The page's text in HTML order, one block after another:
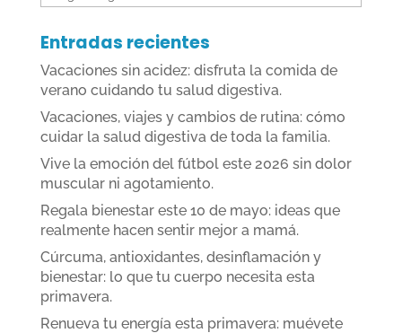
Entradas recientes
Vacaciones sin acidez: disfruta la comida de
verano cuidando tu salud digestiva.
Vacaciones, viajes y cambios de rutina: cómo
cuidar la salud digestiva de toda la familia.
Vive la emoción del fútbol este 2026 sin dolor
muscular ni agotamiento.
Regala bienestar este 10 de mayo: ideas que
realmente hacen sentir mejor a mamá.
Cúrcuma, antioxidantes, desinflamación y
bienestar: lo que tu cuerpo necesita esta
primavera.
Renueva tu energía esta primavera: muévete